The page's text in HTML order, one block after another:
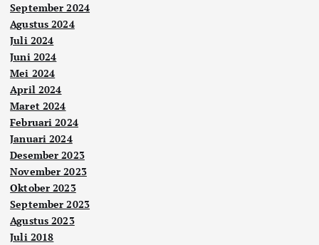
September 2024
Agustus 2024
Juli 2024
Juni 2024
Mei 2024
April 2024
Maret 2024
Februari 2024
Januari 2024
Desember 2023
November 2023
Oktober 2023
September 2023
Agustus 2023
Juli 2018